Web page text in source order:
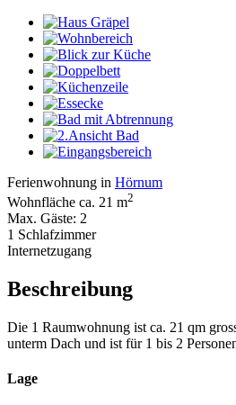
Ferienwohnung in Hörnum
Wohnfläche ca. 21 m2
Max. Gäste: 2
1 Schlafzimmer
Internetzugang
Beschreibung
Die 1 Raumwohnung ist ca. 21 qm
unterm Dach und ist für 1 bis 2
Lage